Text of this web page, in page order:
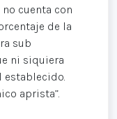
cuenta con
de la
sub
ni siquiera
aprista”.